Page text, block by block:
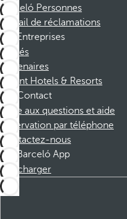
Barceló Personnes
Portail de réclamations
Entreprises
Affiliés
Partenaires
Dorint Hotels & Resorts
Contact
Foire aux questions et aide
Réservation par téléphone
Contactez-nous
Barceló App
Télécharger